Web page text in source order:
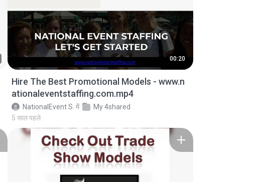
00:20
Hire The Best Promotional Models - www.n
ationaleventstaffing.com.mp4
NationalEvent S. में
My 4shared
5 साल पहले